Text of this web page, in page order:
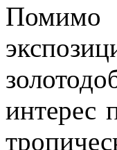
Помимо
интерес